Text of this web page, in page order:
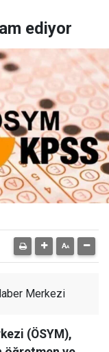
ediyor
Merkezi
(ÖSYM),